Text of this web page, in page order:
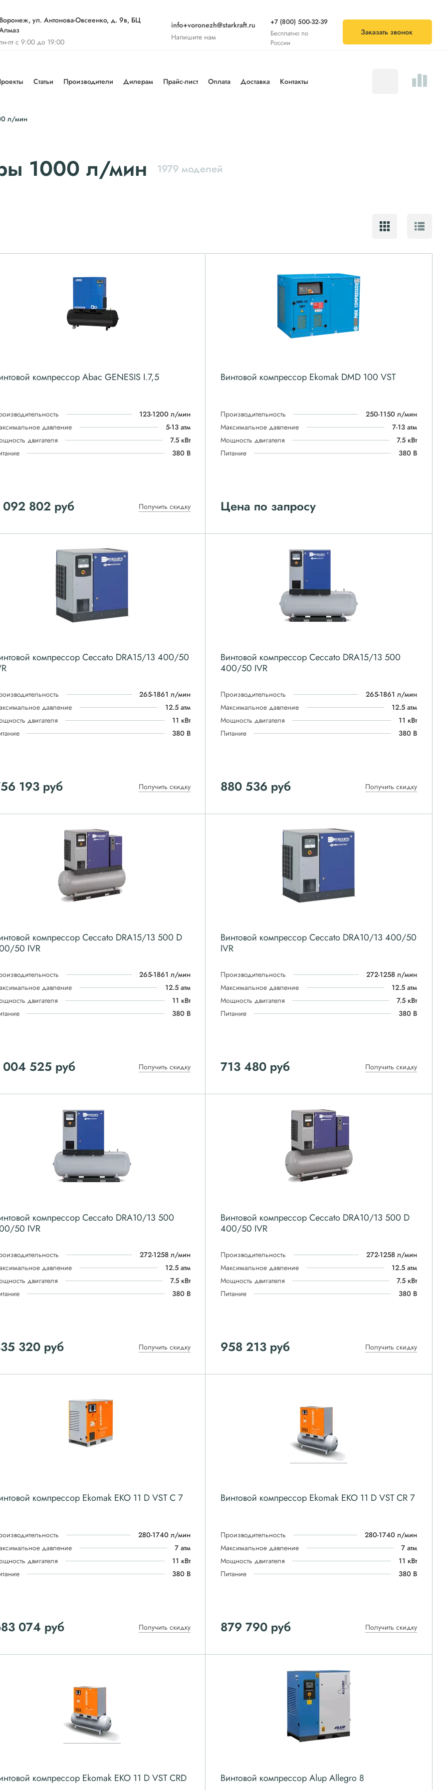
Воронеж, ул. Антонова-Овсеенко, д. 9в, БЦ
пн-пт с 9:00 до 19:00
info+voronezh@starkraft.ru
Напишите нам
+7 (800) 500-32-39
Бесплатно по
России
Заказать звонок
Статьи Производители Дилерам Прайс-лист Оплата Доставка Контакты
л/мин
1000 л/мин 1979 моделей
компрессор Abac GENESIS I.7,5
123-1200 л/мин
давление
5-13 атм
двигателя
7.5 кВт
380 В
092 802 руб Получить скидку
Винтовой компрессор Ekomak DMD 100 VST
Производительность
250-1150 л/мин
Максимальное давление
7-13 атм
Мощность двигателя
7.5 кВт
Питание
380 В
Цена по запросу
компрессор Ceccato DRA15/13 400/50
265-1861 л/мин
давление
12.5 атм
двигателя
11 кВт
380 В
193 руб Получить скидку
Винтовой компрессор Ceccato DRA15/13 500
400/50 IVR
Производительность
265-1861 л/мин
Максимальное давление
12.5 атм
Мощность двигателя
11 кВт
Питание
380 В
880 536руб Получить скидку
компрессор Ceccato DRA15/13 500 D
50 IVR
265-1861 л/мин
давление
12.5 атм
двигателя
11 кВт
380 В
004 525 руб Получить скидку
Винтовой компрессор Ceccato DRA10/13 400/50
IVR
Производительность
272-1258 л/мин
Максимальное давление
12.5 атм
Мощность двигателя
7.5 кВт
Питание
380 В
713 480руб Получить скидку
компрессор Ceccato DRA10/13 500
50 IVR
272-1258 л/мин
давление
12.5 атм
двигателя
7.5 кВт
380 В
320 руб Получить скидку
Винтовой компрессор Ceccato DRA10/13 500 D
400/50 IVR
Производительность
272-1258 л/мин
Максимальное давление
12.5 атм
Мощность двигателя
7.5 кВт
Питание
380 В
958 213руб Получить скидку
компрессор Ekomak EKO 11 D VST C 7
280-1740 л/мин
давление
7 атм
двигателя
11 кВт
380 В
074 руб Получить скидку
Винтовой компрессор Ekomak EKO 11 D VST CR 7
Производительность
280-1740 л/мин
Максимальное давление
7 атм
Мощность двигателя
11 кВт
Питание
380 В
879 790руб Получить скидку
компрессор Ekomak EKO 11 D VST CRD
Винтовой компрессор Alup Allegro 8